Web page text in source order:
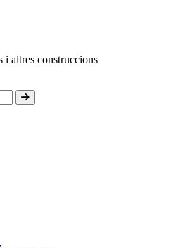
i altres construccions